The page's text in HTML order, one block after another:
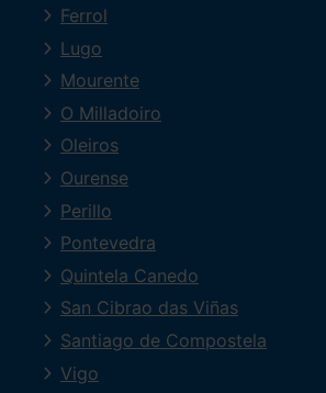
Ferrol
Lugo
Mourente
O Milladoiro
Oleiros
Ourense
Perillo
Pontevedra
Quintela Canedo
San Cibrao das Viñas
Santiago de Compostela
Vigo